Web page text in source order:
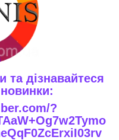
та дізнавайтеся
?